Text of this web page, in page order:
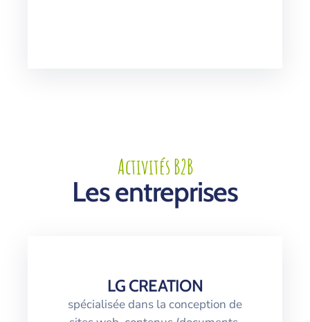
Activités B2B
Les entreprises
LG CREATION
spécialisée dans la conception de